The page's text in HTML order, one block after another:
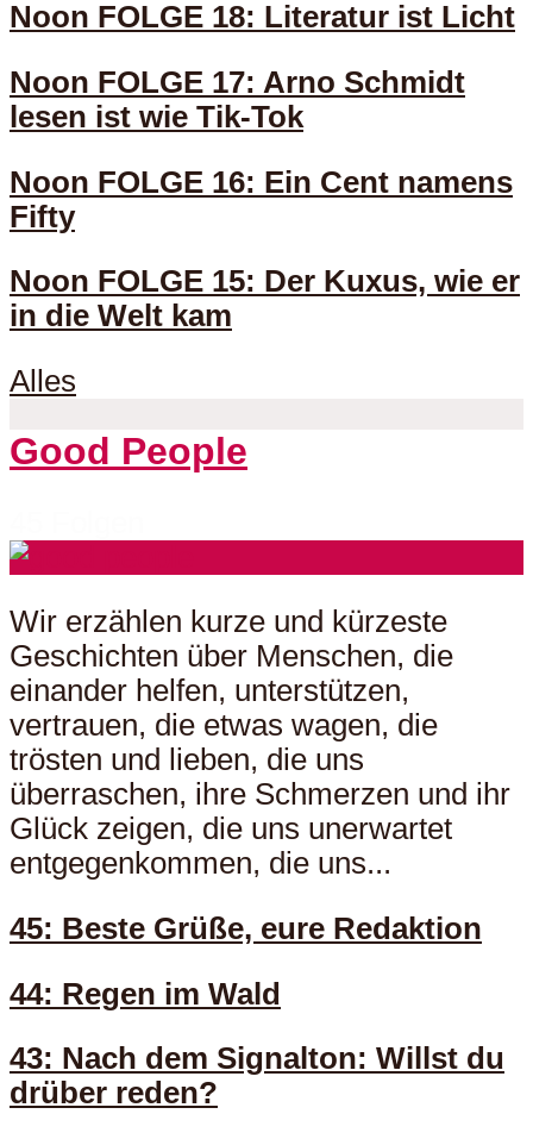
Noon FOLGE 18: Literatur ist Licht
Noon FOLGE 17: Arno Schmidt
lesen ist wie Tik-Tok
Noon FOLGE 16: Ein Cent namens
Fifty
Noon FOLGE 15: Der Kuxus, wie er
in die Welt kam
Alles
Good People
Wir erzählen kurze und kürzeste
Geschichten über Menschen, die
einander helfen, unterstützen,
vertrauen, die etwas wagen, die
trösten und lieben, die uns
überraschen, ihre Schmerzen und ihr
Glück zeigen, die uns unerwartet
entgegenkommen, die uns...
45: Beste Grüße, eure Redaktion
44: Regen im Wald
43: Nach dem Signalton: Willst du
drüber reden?